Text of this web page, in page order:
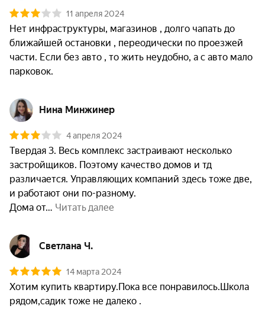
11 апреля 2024
Нет инфраструктуры, магазинов , долго чапать до
ближайшей остановки , переодически по проезжей
части. Если без авто , то жить неудобно, а с авто мало
парковок.
Нина Минжинер
4 апреля 2024
Твердая 3. Весь комплекс застраивают несколько
застройщиков. Поэтому качество домов и тд
различается. Управляющих компаний здесь тоже две,
и работают они по-разному.
Дома от
Читать далее
Светлана Ч.
14 марта 2024
Хотим купить квартиру.Пока все понравилось.Школа
рядом,садик тоже не далеко .